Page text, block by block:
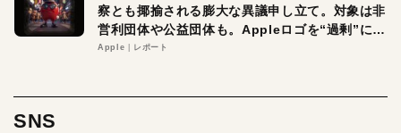
察とも揶揄される膨大な異議申し立て。対象は非
営利団体や公益団体も。Appleロゴを“過剰”に守
る理由とは
Apple レポート
SNS